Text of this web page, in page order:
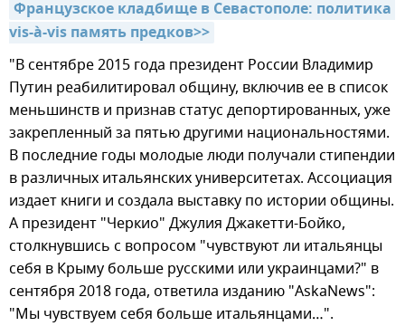
Французское кладбище в Севастополе: политика
vis-à-vis память предков>>
"В сентябре 2015 года президент России Владимир
Путин реабилитировал общину, включив ее в список
меньшинств и признав статус депортированных, уже
закрепленный за пятью другими национальностями.
В последние годы молодые люди получали стипендии
в различных итальянских университетах. Ассоциация
издает книги и создала выставку по истории общины.
А президент "Черкио" Джулия Джакетти-Бойко,
столкнувшись с вопросом "чувствуют ли итальянцы
себя в Крыму больше русскими или украинцами?" в
сентября 2018 года, ответила изданию "AskaNews":
"Мы чувствуем себя больше итальянцами…".